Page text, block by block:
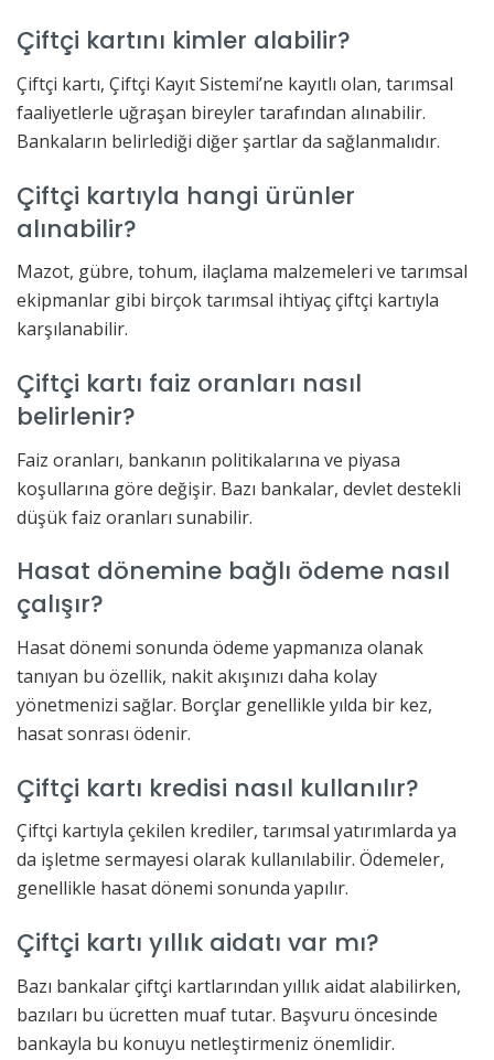
Çiftçi kartını kimler alabilir?
Çiftçi kartı, Çiftçi Kayıt Sistemi’ne kayıtlı olan, tarımsal
faaliyetlerle uğraşan bireyler tarafından alınabilir.
Bankaların belirlediği diğer şartlar da sağlanmalıdır.
Çiftçi kartıyla hangi ürünler
alınabilir?
Mazot, gübre, tohum, ilaçlama malzemeleri ve tarımsal
ekipmanlar gibi birçok tarımsal ihtiyaç çiftçi kartıyla
karşılanabilir.
Çiftçi kartı faiz oranları nasıl
belirlenir?
Faiz oranları, bankanın politikalarına ve piyasa
koşullarına göre değişir. Bazı bankalar, devlet destekli
düşük faiz oranları sunabilir.
Hasat dönemine bağlı ödeme nasıl
çalışır?
Hasat dönemi sonunda ödeme yapmanıza olanak
tanıyan bu özellik, nakit akışınızı daha kolay
yönetmenizi sağlar. Borçlar genellikle yılda bir kez,
hasat sonrası ödenir.
Çiftçi kartı kredisi nasıl kullanılır?
Çiftçi kartıyla çekilen krediler, tarımsal yatırımlarda ya
da işletme sermayesi olarak kullanılabilir. Ödemeler,
genellikle hasat dönemi sonunda yapılır.
Çiftçi kartı yıllık aidatı var mı?
Bazı bankalar çiftçi kartlarından yıllık aidat alabilirken,
bazıları bu ücretten muaf tutar. Başvuru öncesinde
bankayla bu konuyu netleştirmeniz önemlidir.